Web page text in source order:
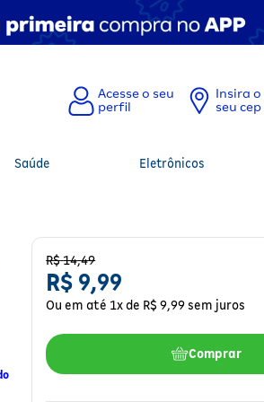
Insira o
seu cep
Saúde Eletrônicos
R$14,49
R$ 9,99
Ou em até 1x de R$ 9,99sem juros
Comprar